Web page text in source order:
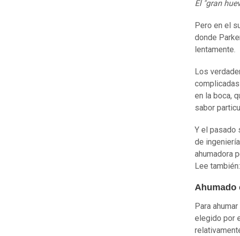
El "gran
Pero en el
donde
lentamente.
Los
en la boca,
sabor
Y el pasado
de
ahumadora
Lee
Ahumado
Para
elegido por